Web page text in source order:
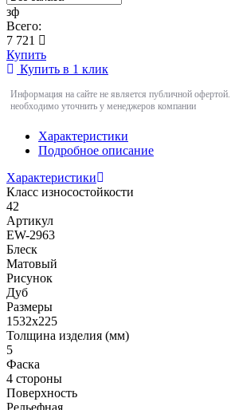
зф
Всего:
7 721
Купить
Купить в 1 клик
Информация на сайте не является публичной
необходимо уточнить у менеджеров компании
Характеристики
Подробное описание
Характеристики
Класс износостойкости
42
Артикул
EW-2963
Блеск
Матовый
Рисунок
Дуб
Размеры
1532x225
Толщина изделия (мм)
5
Фаска
4 стороны
Поверхность
Рельефная